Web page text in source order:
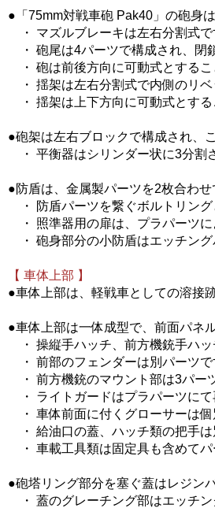
●「75mm対戦車砲 Pak40」の砲身
・ マズルブレーキは左右分割式で
・ 砲尾は4パーツで構成され、閉
・ 砲は前後方向に可動式とするこ
・ 揺架は左右分割式で内側のリベ
・ 揺架は上下方向に可動式とする
●砲架は左右ブロックで構成され、
・ 平衡器はシリンダー状に3分割
●防盾は、金属製パーツを2枚合わ
・ 防盾パーツを繋ぐボルトリン
・ 照準器用の扉は、プラパーツ
・ 砲身部分の小防盾はエッチン
【 車体上部 】
●車体上部は、軽戦車としての溶接
●車体上部は一体成型で、前面パネ
・ 操縦手ハッチ、前方機銃手ハ
・ 前部のフェンダーは別パーツで
・ 前方機銃のマウント部は3パー
・ ライトガードはプラパーツにて
・ 車体前面に付くグローサーは
・ 給油口の蓋、ハッチ類の把手
・ 車載工具類は固定具も含めてパ
●砲塔リング部分を塞ぐ蓋はレジン
・ 蓋のグレーチング部はエッチ